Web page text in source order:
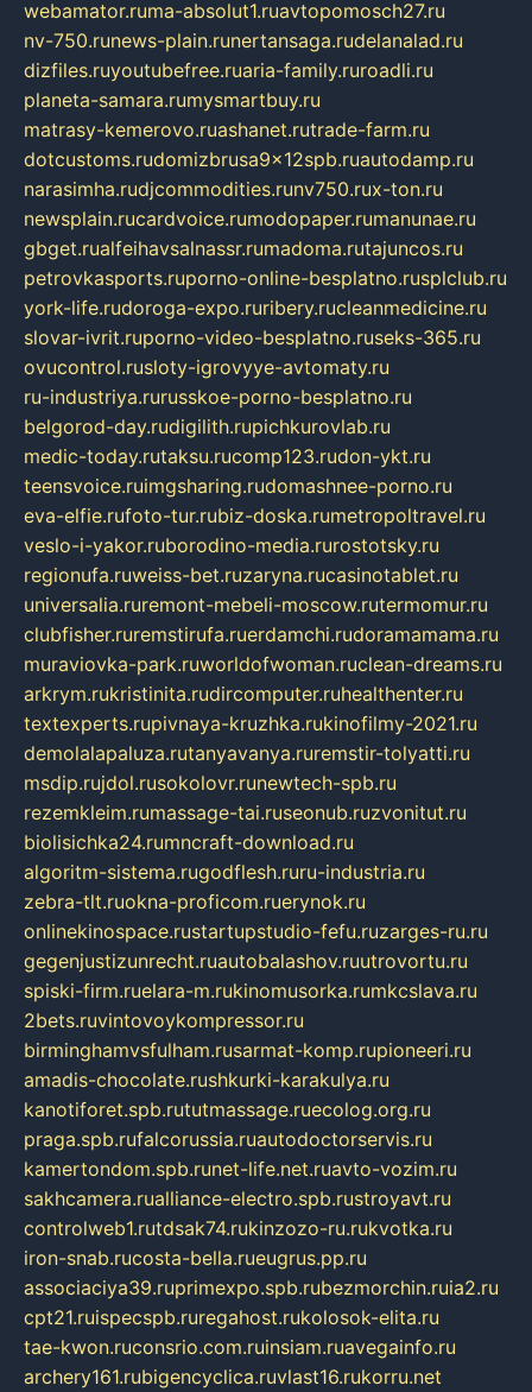
webamator.ruma-absolut1.ruavtopomosch27.ru
nv-750.runews-plain.runertansaga.rudelanalad.ru
dizfiles.ruyoutubefree.ruaria-family.ruroadli.ru
planeta-samara.rumysmartbuy.ru
matrasy-kemerovo.ruashanet.rutrade-farm.ru
dotcustoms.rudomizbrusa9x12spb.ruautodamp.ru
narasimha.rudjcommodities.runv750.rux-ton.ru
newsplain.rucardvoice.rumodopaper.rumanunae.ru
gbget.rualfeihavsalnassr.rumadoma.rutajuncos.ru
petrovkasports.ruporno-online-besplatno.rusplclub.ru
york-life.rudoroga-expo.ruribery.rucleanmedicine.ru
slovar-ivrit.ruporno-video-besplatno.ruseks-365.ru
ovucontrol.rusloty-igrovyye-avtomaty.ru
ru-industriya.rurusskoe-porno-besplatno.ru
belgorod-day.rudigilith.rupichkurovlab.ru
medic-today.rutaksu.rucomp123.rudon-ykt.ru
teensvoice.ruimgsharing.rudomashnee-porno.ru
eva-elfie.rufoto-tur.rubiz-doska.rumetropoltravel.ru
veslo-i-yakor.ruborodino-media.rurostotsky.ru
regionufa.ruweiss-bet.ruzaryna.rucasinotablet.ru
universalia.ruremont-mebeli-moscow.rutermomur.ru
clubfisher.ruremstirufa.ruerdamchi.rudoramamama.ru
muraviovka-park.ruworldofwoman.ruclean-dreams.ru
arkrym.rukristinita.rudircomputer.ruhealthenter.ru
textexperts.rupivnaya-kruzhka.rukinofilmy-2021.ru
demolalapaluza.rutanyavanya.ruremstir-tolyatti.ru
msdip.rujdol.rusokolovr.runewtech-spb.ru
rezemkleim.rumassage-tai.ruseonub.ruzvonitut.ru
biolisichka24.rumncraft-download.ru
algoritm-sistema.rugodflesh.ruru-industria.ru
zebra-tlt.ruokna-proficom.ruerynok.ru
onlinekinospace.rustartupstudio-fefu.ruzarges-ru.ru
gegenjustizunrecht.ruautobalashov.ruutrovortu.ru
spiski-firm.ruelara-m.rukinomusorka.rumkcslava.ru
2bets.ruvintovoykompressor.ru
birminghamvsfulham.rusarmat-komp.rupioneeri.ru
amadis-chocolate.rushkurki-karakulya.ru
kanotiforet.spb.rututmassage.ruecolog.org.ru
praga.spb.rufalcorussia.ruautodoctorservis.ru
kamertondom.spb.runet-life.net.ruavto-vozim.ru
sakhcamera.rualliance-electro.spb.rustroyavt.ru
controlweb1.rutdsak74.rukinzozo-ru.rukvotka.ru
iron-snab.rucosta-bella.rueugrus.pp.ru
associaciya39.ruprimexpo.spb.rubezmorchin.ruia2.ru
cpt21.ruispecspb.ruregahost.rukolosok-elita.ru
tae-kwon.ruconsrio.com.ruinsiam.ruavegainfo.ru
archery161.rubigencyclica.ruvlast16.rukorru.net